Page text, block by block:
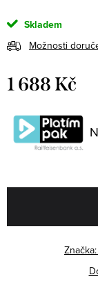
Skladem
Možnosti
1 688 Kč
cena:
Značka: